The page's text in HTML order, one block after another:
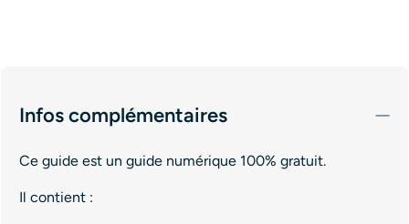
Infos complémentaires
Ce guide est un guide numérique 100% gratuit.
Il contient :